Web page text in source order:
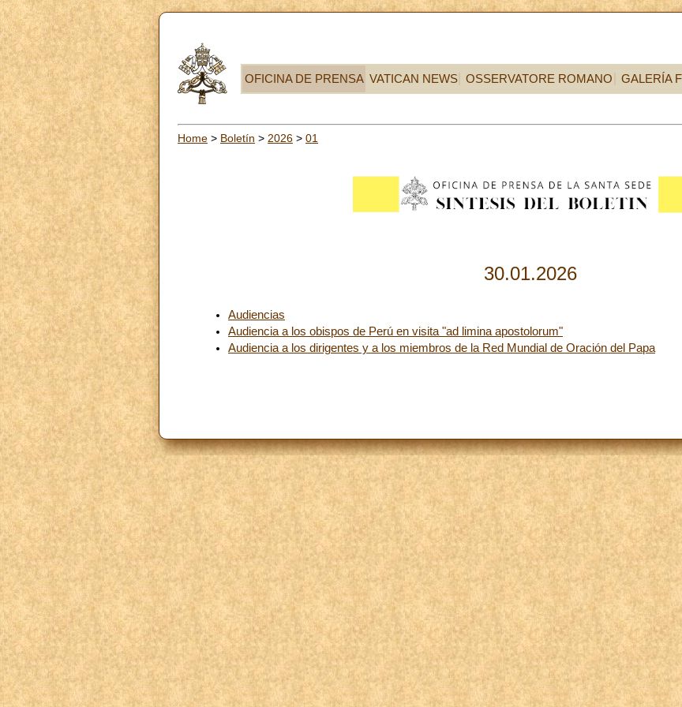
OFICINA DE PRENSA VATICAN NEWS OSSERVATORE ROMANO GALERÍA
Home > Boletín > 2026 > 01
30.01.2026
Audiencias
Audiencia a los obispos de Perú en visita "ad limina apostolorum"
Audiencia a los dirigentes y a los miembros de la Red Mundial de Oración del Papa